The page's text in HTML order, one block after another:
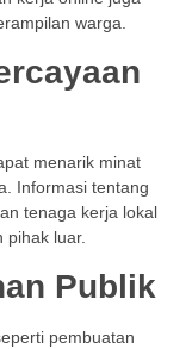
warga.
menarik minat
Informasi tentang
tenaga kerja lokal
luar.
Publik
pembuatan